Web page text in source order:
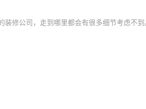
装修公司，走到哪里都会有很多细节考虑不到